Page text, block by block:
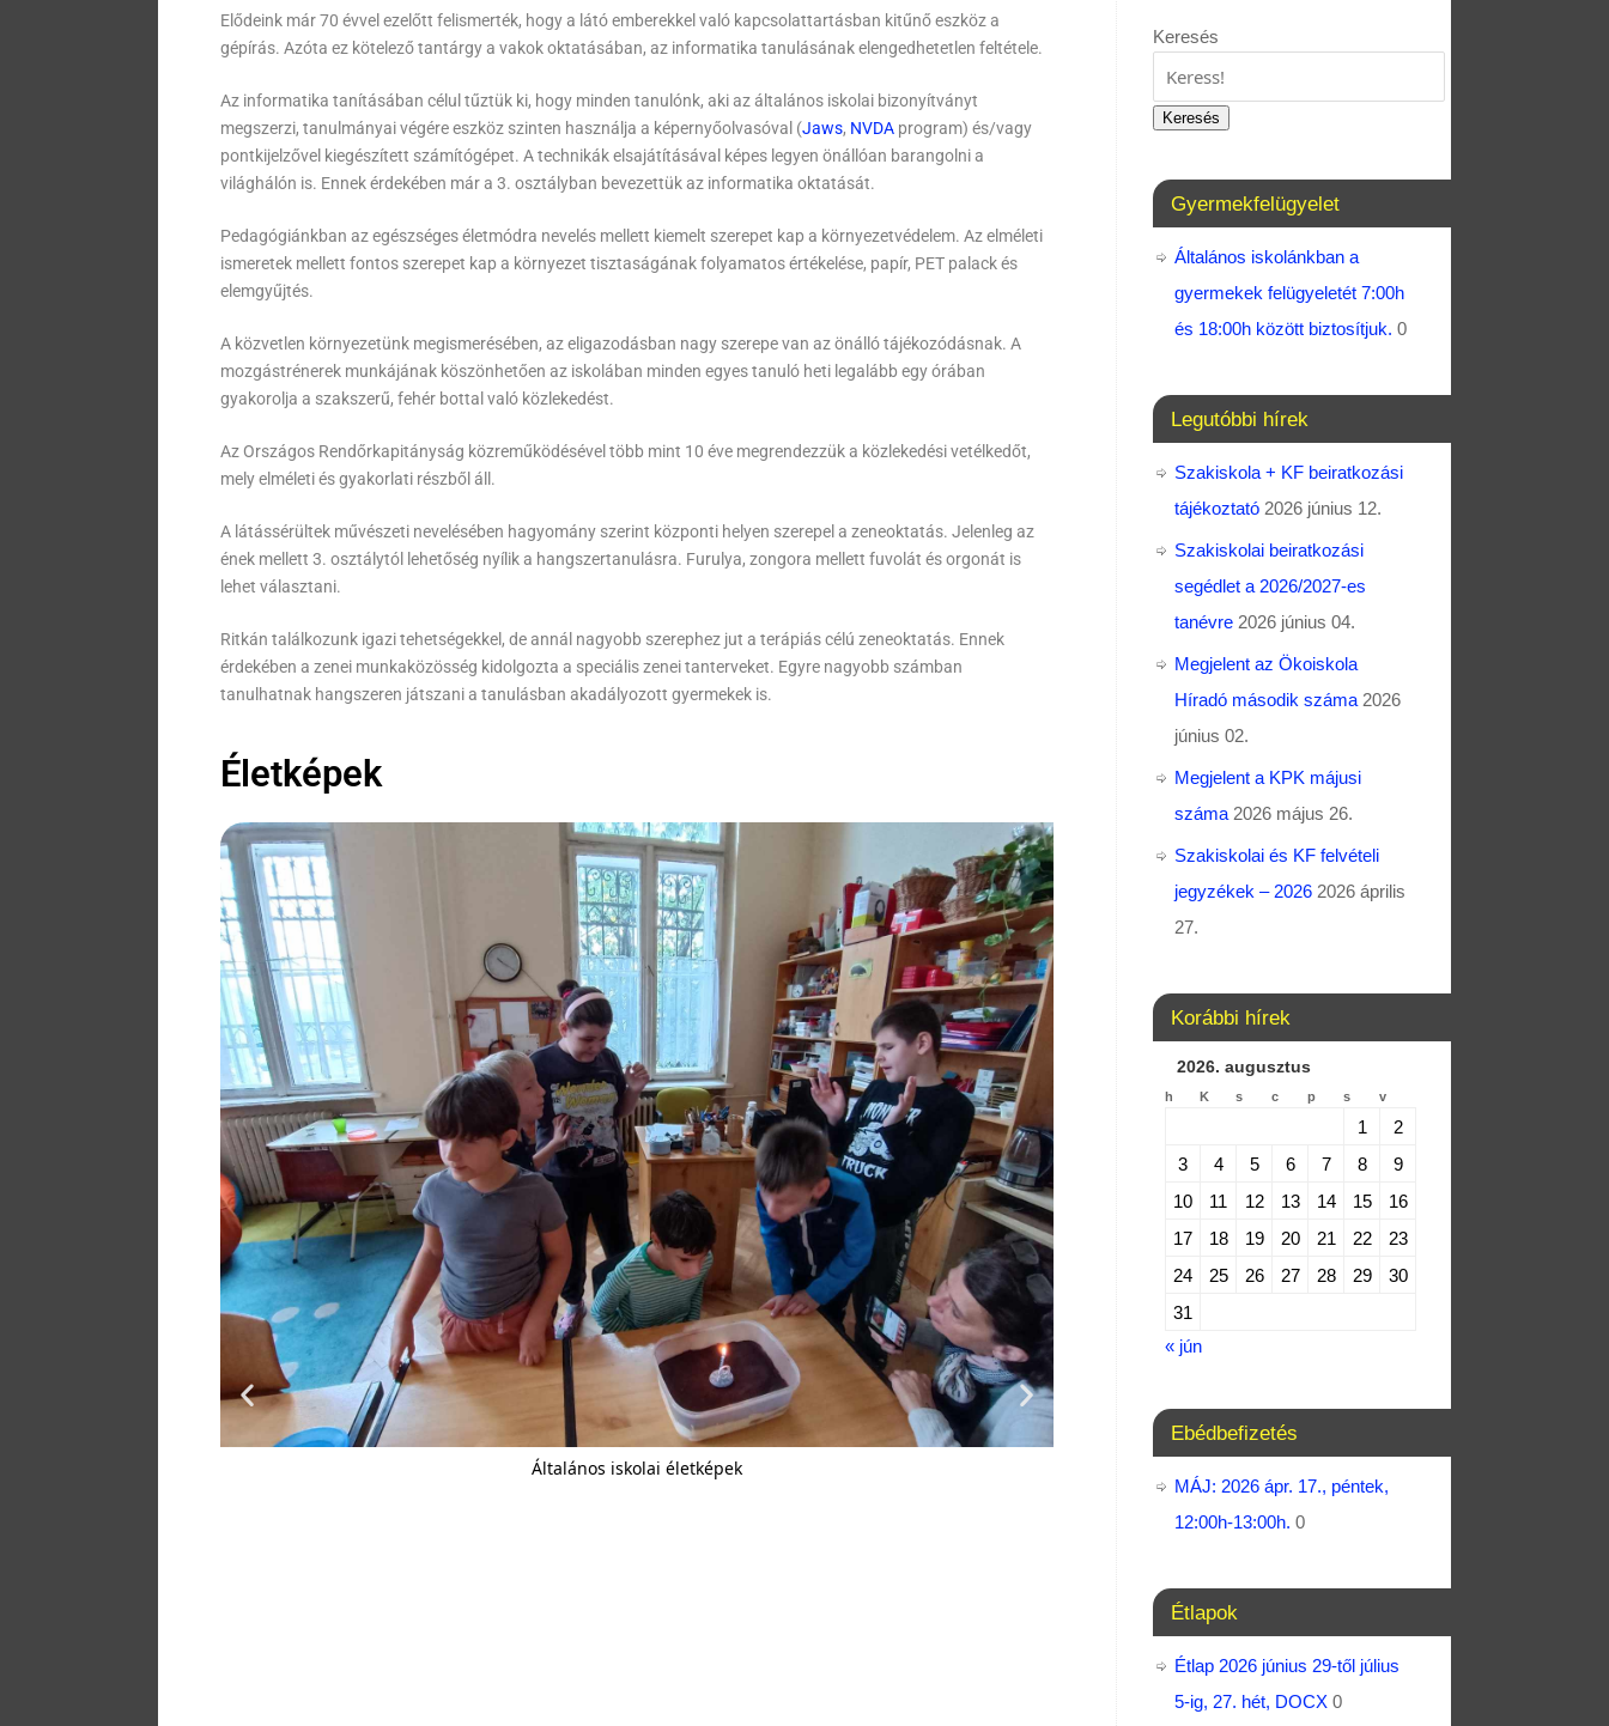
Elődeink már 70 évvel ezelőtt felismerték, hogy a látó emberekkel való kapcsolattartásban kitűnő eszköz a
gépírás. Azóta ez kötelező tantárgy a vakok oktatásában, az informatika tanulásának elengedhetetlen feltétele.
Az informatika tanításában célul tűztük ki, hogy minden tanulónk, aki az általános iskolai bizonyítványt
megszerzi, tanulmányai végére eszköz szinten használja a képernyőolvasóval (Jaws, NVDA program) és/vagy
pontkijelzővel kiegészített számítógépet. A technikák elsajátításával képes legyen önállóan barangolni a
világhálón is. Ennek érdekében már a 3. osztályban bevezettük az informatika oktatását.
Pedagógiánkban az egészséges életmódra nevelés mellett kiemelt szerepet kap a környezetvédelem. Az elméleti
ismeretek mellett fontos szerepet kap a környezet tisztaságának folyamatos értékelése, papír, PET palack és
elemgyűjtés.
A közvetlen környezetünk megismerésében, az eligazodásban nagy szerepe van az önálló tájékozódásnak. A
mozgástrénerek munkájának köszönhetően az iskolában minden egyes tanuló heti legalább egy órában
gyakorolja a szakszerű, fehér bottal való közlekedést.
Az Országos Rendőrkapitányság közreműködésével több mint 10 éve megrendezzük a közlekedési vetélkedőt,
mely elméleti és gyakorlati részből áll.
A látássérültek művészeti nevelésében hagyomány szerint központi helyen szerepel a zeneoktatás. Jelenleg az
ének mellett 3. osztálytól lehetőség nyílik a hangszertanulásra. Furulya, zongora mellett fuvolát és orgonát is
lehet választani.
Ritkán találkozunk igazi tehetségekkel, de annál nagyobb szerephez jut a terápiás célú zeneoktatás. Ennek
érdekében a zenei munkaközösség kidolgozta a speciális zenei tanterveket. Egyre nagyobb számban
tanulhatnak hangszeren játszani a tanulásban akadályozott gyermekek is.
Életképek
Általános iskolai életképek
Keresés
Keresés
Gyermekfelügyelet
Általános iskolánkban a
gyermekek felügyeletét 7:00h
és 18:00h között biztosítjuk. 0
Legutóbbi hírek
Szakiskola + KF beiratkozási
tájékoztató 2026 június 12.
Szakiskolai beiratkozási
segédlet a 2026/2027-es
tanévre 2026 június 04.
Megjelent az Ökoiskola
Híradó második száma 2026
június 02.
Megjelent a KPK májusi
száma 2026 május 26.
Szakiskolai és KF felvételi
jegyzékek – 2026 2026 április
27.
Korábbi hírek
2026. augusztus
h K s c p s v
1
2
3
4 5 6 7 8
9
10
11 12 13 14 15
16
17
18 19 20 21 22
23
24
25 26 27 28 29
30
31
« jún
Ebédbefizetés
MÁJ: 2026 ápr. 17., péntek,
12:00h-13:00h. 0
Étlapok
Étlap 2026 június 29-től július
5-ig, 27. hét, DOCX 0